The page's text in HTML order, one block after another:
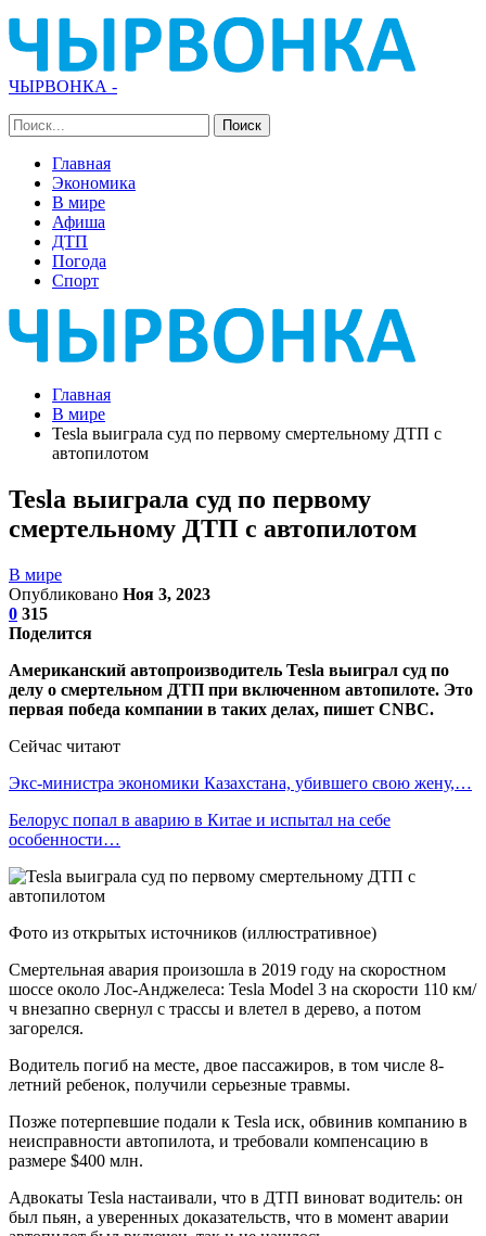
ЧЫРВОНКА -
Главная
Экономика
В мире
Афиша
ДТП
Погода
Спорт
Главная
В мире
Tesla выиграла суд по первому смертельному ДТП с
автопилотом
Tesla выиграла суд по первому
смертельному ДТП с автопилотом
В мире
Опубликовано Ноя 3, 2023
0 315
Поделится
Американский автопроизводитель Tesla выиграл суд по
делу о смертельном ДТП при включенном автопилоте. Это
первая победа компании в таких делах, пишет CNBC.
Сейчас читают
Экс-министра экономики Казахстана, убившего свою жену,…
Белорус попал в аварию в Китае и испытал на себе
особенности…
Фото из открытых источников (иллюстративное)
Смертельная авария произошла в 2019 году на скоростном
шоссе около Лос-Анджелеса: Tesla Model 3 на скорости 110 км/
ч внезапно свернул с трассы и влетел в дерево, а потом
загорелся.
Водитель погиб на месте, двое пассажиров, в том числе 8-
летний ребенок, получили серьезные травмы.
Позже потерпевшие подали к Tesla иск, обвинив компанию в
неисправности автопилота, и требовали компенсацию в
размере $400 млн.
Адвокаты Tesla настаивали, что в ДТП виноват водитель: он
был пьян, а уверенных доказательств, что в момент аварии